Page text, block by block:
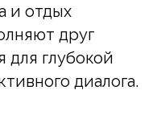
и отдых
друг
для глубокой
диалога.